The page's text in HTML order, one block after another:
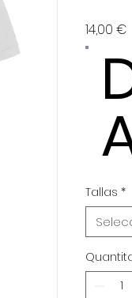
14,00 €
Tallas *